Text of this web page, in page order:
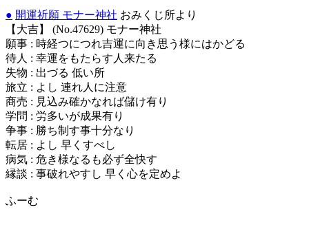
● 開運祈願 モナー神社 おみくじ所より
【大吉】 (No.47629) モナー神社
願事 : 時経つにつれ吉運に向き思う様にはかどる
待人 : 幸運をもたらす人来たる
失物 : 出づる 低い所
旅立 : よし 連れ人に注意
商売 : 見込み確かなれば儲け有り
学問 : 労多いが成果有り
争事 : 勝ち制す事十分なり
転居 : よし 早くすべし
病気 : 危き様なるも必ず全快す
縁談 : 事破れやすし 早く心を定めよ
ふーむ